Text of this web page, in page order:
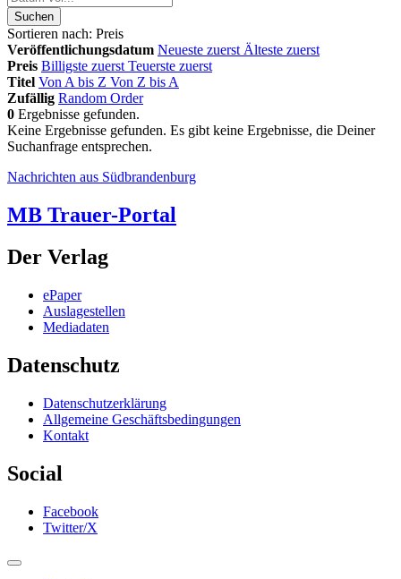
Suchen
Sortieren nach: Preis
Veröffentlichungsdatum Neueste zuerst Älteste zuerst
Preis Billigste zuerst Teuerste zuerst
Titel Von A bis Z Von Z bis A
Zufällig Random Order
0 Ergebnisse gefunden.
Keine Ergebnisse gefunden. Es gibt keine Ergebnisse, die Deiner
Suchanfrage entsprechen.
Nachrichten aus Südbrandenburg
MB Trauer-Portal
Der Verlag
ePaper
Auslagestellen
Mediadaten
Datenschutz
Datenschutzerklärung
Allgemeine Geschäftsbedingungen
Kontakt
Social
Facebook
Twitter/X